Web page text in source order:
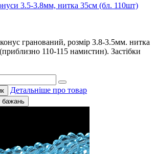
3.5-3.8мм, нитка 35см (бл. 110шт)
гранований, розмір 3.8-3.5мм. нитка
110-115 намистин). Застібки
Детальніше про товар
бажань